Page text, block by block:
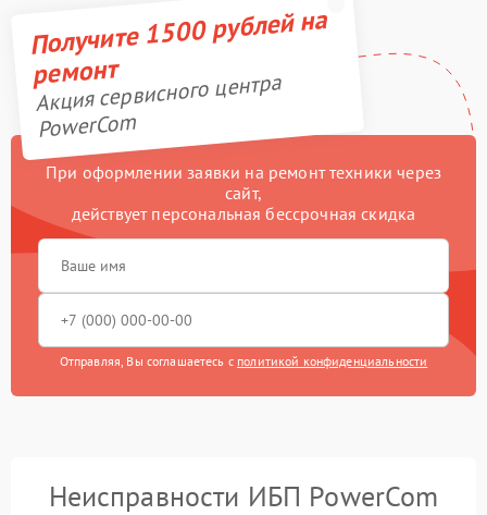
Получите 1500 рублей на
ремонт
Акция сервисного центра
PowerCom
При оформлении заявки на ремонт техники через
сайт,
действует персональная бессрочная скидка
Отправляя, Вы соглашаетесь с политикой конфиденциальности
Неисправности ИБП PowerCom